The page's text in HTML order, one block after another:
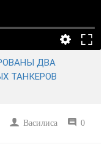
ДВА
ТАНКЕРОВ
Василиса 0